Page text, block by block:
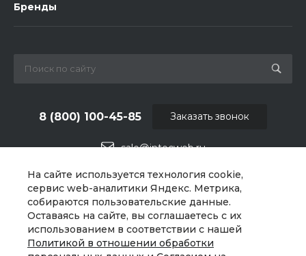
На сайте используется технология cookie,
сервис web-аналитики Яндекс. Метрика,
собираются пользовательские данные.
Оставаясь на сайте, вы соглашаетесь с их
использованием в соответствии с нашей
Политикой в отношении обработки
Бренды
sale@intecweb.ru
8 (800) 100-45-85
г. Москва, ул. Люсиновская, д. 39
Заказать звонок